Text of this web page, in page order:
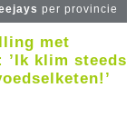
per provincie
met
klim steeds